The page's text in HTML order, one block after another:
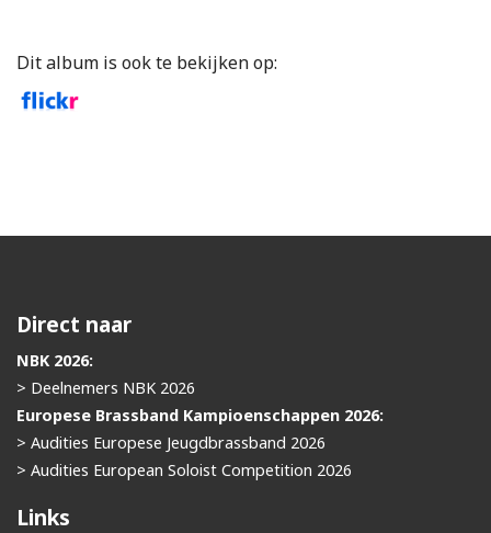
Dit album is ook te bekijken op:
Direct naar
NBK 2026:
> Deelnemers NBK 2026
Europese Brassband Kampioenschappen 2026:
> Audities Europese Jeugdbrassband 2026
> Audities European Soloist Competition 2026
Links